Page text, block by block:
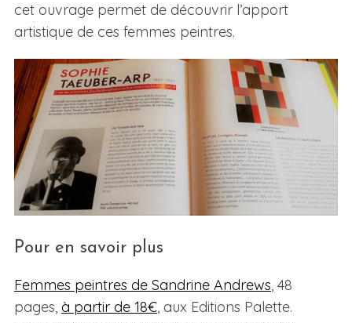
cet ouvrage permet de découvrir l’apport
artistique de ces femmes peintres.
Pour en savoir plus
Femmes peintres de Sandrine Andrews, 48
pages, à partir de 18€, aux Editions Palette.